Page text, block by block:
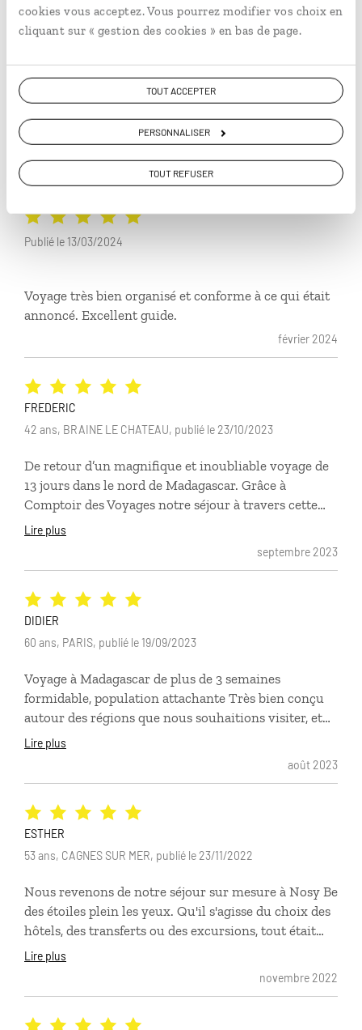
cookies vous acceptez. Vous pourrez modifier vos choix en
cliquant sur « gestion des cookies » en bas de page.
TOUT ACCEPTER
PERSONNALISER
TOUT REFUSER
Voyage magnifique bien équilibré à la hauteur (voire
plus ) de nos attentes..!!,organisation locale parfaite
avec un guide très attentif et adaptable ayant le
soucis permanent de nous satisfaire pleinement.
Pour tout cela on ne peut que recommander un tel
périple...et bien sûr pour les Malgaches qui sont très
Lire plus
MICHEL
Voyage très bien organisé et conforme à ce qui était
annoncé. Excellent guide.
février 2024
Publié le 13/03/2024
De retour d’un magnifique et inoubliable voyage de
13 jours dans le nord de Madagascar. Grâce à
Comptoir des Voyages notre séjour à travers cette
faune et flore restera gravé dans nos mémoires. Un
grand merci à notre conseillère Cynthia qui a été à
notre écoute de la préparation de ce voyage jusqu’à
long de votre séjour est un plus! Notre chauffeur
Adèle était remarquablement attentionné à notre
égard. Il nous a fait partagé de la plus belle des
pouvons que recommander Comptoir des Voyages!
Lire plus
septembre 2023
FREDERIC
42 ans, BRAINE LE CHATEAU, publié le 23/10/2023
Voyage à Madagascar de plus de 3 semaines
formidable, population attachante Très bien conçu
autour des régions que nous souhaitions visiter, et
sans qu'il n'y ait le moindre problème d'organisation
ou de coordination avec les opérateurs sur place.
des professionnels, tant de Paris que tous les guides
locaux que nous saluons à nouveau pour leur
dévouement et leur extrême gentillesse. L'agence
confiance antérieurement nous a sélectionné
l'ensemble des prestations hôtelières de qualité et
correspondant au niveau de confort souhaité. Merci
à tous.
Lire plus
août 2023
DIDIER
60 ans, PARIS, publié le 19/09/2023
Nous revenons de notre séjour sur mesure à Nosy Be
des étoiles plein les yeux. Qu'il s'agisse du choix des
hôtels, des transferts ou des excursions, tout était
parfait. Un grand merci à Comptoir des voyages
pour l'organisation, il n'y avait plus qu'à profiter.
Lire plus
novembre 2022
ESTHER
53 ans, CAGNES SUR MER, publié le 23/11/2022